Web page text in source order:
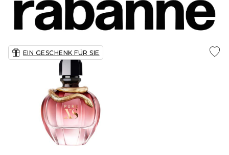
EIN GESCHENK FÜR SIE